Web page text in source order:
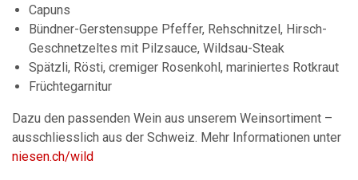
Capuns
Bündner-Gerstensuppe Pfeffer, Rehschnitzel, Hirsch-
Geschnetzeltes mit Pilzsauce, Wildsau-Steak
Spätzli, Rösti, cremiger Rosenkohl, mariniertes Rotkraut
Früchtegarnitur
Dazu den passenden Wein aus unserem Weinsortiment –
ausschliesslich aus der Schweiz. Mehr Informationen unter
niesen.ch/wild